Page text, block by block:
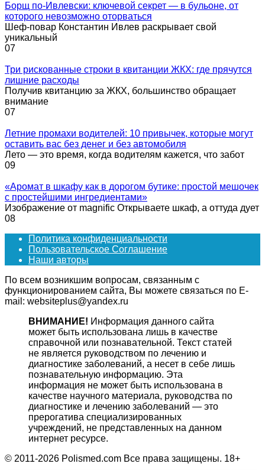
Борщ по-Ивлевски: ключевой секрет — в бульоне, от
которого невозможно оторваться
Шеф-повар Константин Ивлев раскрывает свой
уникальный
07
Три рискованные строки в квитанции ЖКХ: где прячутся
лишние расходы
Получив квитанцию за ЖКХ, большинство обращает
внимание
07
Летние промахи водителей: 10 привычек, которые могут
оставить вас без денег и без автомобиля
Лето — это время, когда водителям кажется, что забот
09
«Аромат в шкафу как в дорогом бутике: простой мешочек
с простейшими ингредиентами»
Изображение от magnific Открываете шкаф, а оттуда дует
08
Политика конфиденциальности
Пользовательское Соглашение
Наши авторы
По всем возникшим вопросам, связанным с
функционированием сайта, Вы можете связаться по E-
mail: websiteplus@yandex.ru
ВНИМАНИЕ! Информация данного сайта
может быть использована лишь в качестве
справочной или познавательной. Текст статей
не является руководством по лечению и
диагностике заболеваний, а несет в себе лишь
познавательную информацию. Эта
информация не может быть использована в
качестве научного материала, руководства по
диагностике и лечению заболеваний — это
прерогатива специализированных
учреждений, не представленных на данном
интернет ресурсе.
© 2011-2026 Polismed.com Все права защищены. 18+